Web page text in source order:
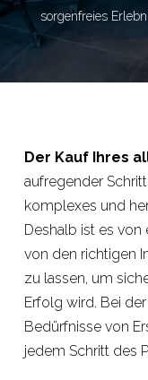
sorgenfreies
Der Kauf Ihres
aufregender
komplexes und
Deshalb ist es
von den richtigen
zu lassen, um
Erfolg wird. Bei
Bedürfnisse von
jedem Schritt des